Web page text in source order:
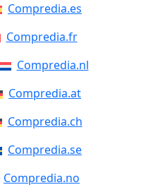
Compredia.es
Compredia.fr
Compredia.nl
Compredia.at
Compredia.ch
Compredia.se
Compredia.no